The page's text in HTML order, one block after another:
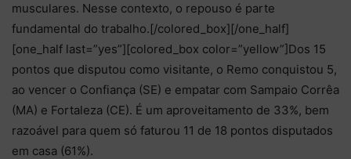
musculares. Nesse contexto, o repouso é parte
fundamental do trabalho.[/colored_box][/one_half]
[one_half last=”yes”][colored_box color=”yellow”]Dos 15
pontos que disputou como visitante, o Remo conquistou 5,
ao vencer o Confiança (SE) e empatar com Sampaio Corrêa
(MA) e Fortaleza (CE). É um aproveitamento de 33%, bem
razoável para quem só faturou 11 de 18 pontos disputados
em casa (61%).